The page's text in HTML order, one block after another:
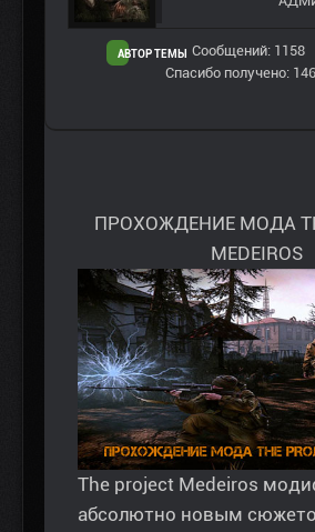
АВТОР ТЕМЫ
Сообщений: 1158
Спасибо получено:
ПРОХОЖДЕНИЕ МОДА
MEDEIROS
The project Medeiros
абсолютно новым